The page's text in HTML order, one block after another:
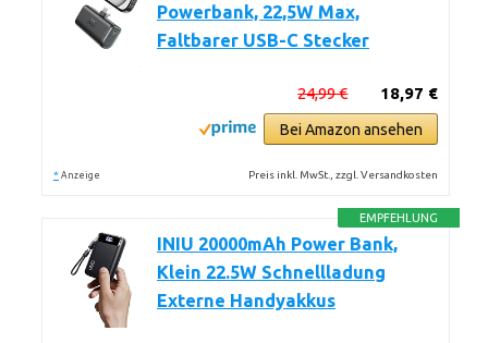
Powerbank, 22,5W Max,
Faltbarer USB-C Stecker
18,97 €
24,99 €
Bei Amazon ansehen
* Anzeige Preis inkl. MwSt., zzgl. Versandkosten
EMPFEHLUNG
INIU 20000mAh Power Bank,
Klein 22.5W Schnellladung
Externe Handyakkus